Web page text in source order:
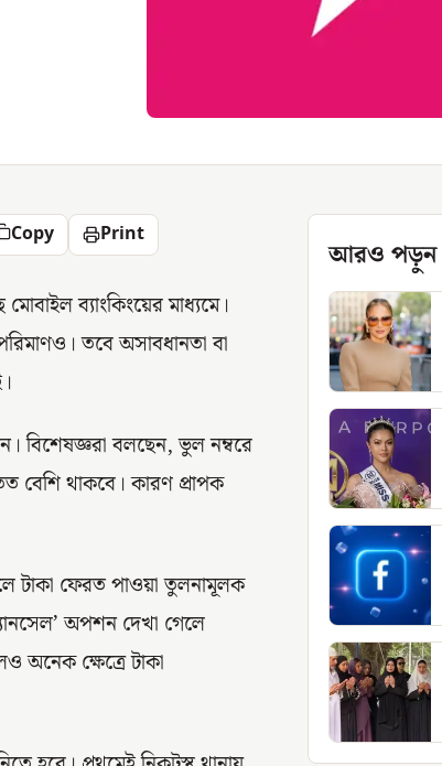
Copy Print
ব্যাংকিংয়ের মাধ্যমে।
তবে অসাবধানতা বা
বিশেষজ্ঞরা বলছেন, ভুল নম্বরে
বেশি থাকবে। কারণ প্রাপক
টাকা ফেরত পাওয়া তুলনামূলক
অপশন দেখা গেলে
অনেক ক্ষেত্রে টাকা
আরও পড়ুন